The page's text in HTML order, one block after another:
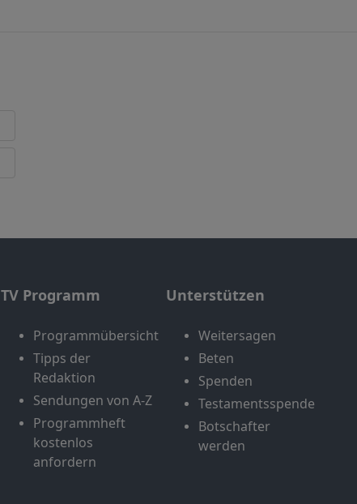
TV Programm
Programmübersicht
Tipps der
Redaktion
Sendungen von A-Z
Programmheft
kostenlos
anfordern
Unterstützen
Weitersagen
Beten
Spenden
Testamentsspende
Botschafter
werden